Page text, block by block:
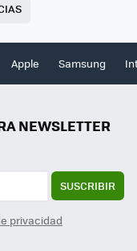
Apple Samsung
NEWSLETTER
SUSCRIBIR
privacidad